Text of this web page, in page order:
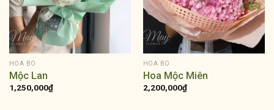
HOA BÓ
Mộc Lan
1,250,000₫
HOA BÓ
Hoa Mộc Miên
2,200,000₫